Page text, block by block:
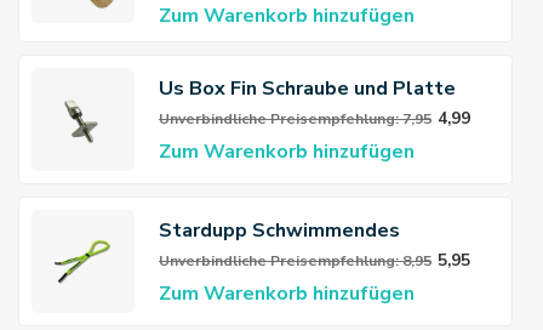
Zum Warenkorb hinzufügen
Us Box Fin Schraube und Platte
Unverbindliche Preisempfehlung: 7,95 4,99
Zum Warenkorb hinzufügen
Stardupp Schwimmendes
Brillenband
Unverbindliche Preisempfehlung: 8,95 5,95
Zum Warenkorb hinzufügen